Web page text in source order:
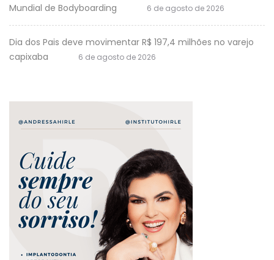
Mundial de Bodyboarding
6 de agosto de 2026
Dia dos Pais deve movimentar R$ 197,4 milhões no varejo
capixaba
6 de agosto de 2026